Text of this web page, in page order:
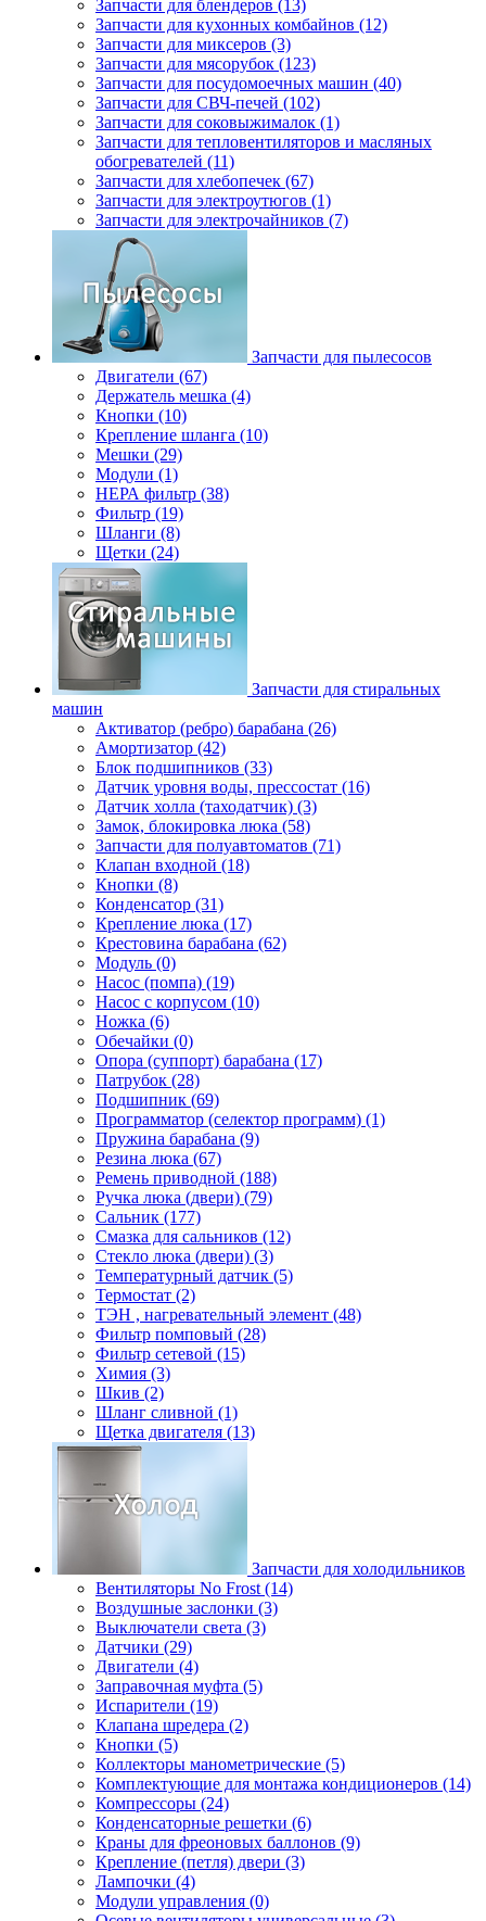
Запчасти для блендеров (13)
Запчасти для кухонных комбайнов (12)
Запчасти для миксеров (3)
Запчасти для мясорубок (123)
Запчасти для посудомоечных машин (40)
Запчасти для СВЧ-печей (102)
Запчасти для соковыжималок (1)
Запчасти для тепловентиляторов и масляных
обогревателей (11)
Запчасти для хлебопечек (67)
Запчасти для электроутюгов (1)
Запчасти для электрочайников (7)
Запчасти для пылесосов
Двигатели (67)
Держатель мешка (4)
Кнопки (10)
Крепление шланга (10)
Мешки (29)
Модули (1)
НЕРА фильтр (38)
Фильтр (19)
Шланги (8)
Щетки (24)
Запчасти для стиральных
машин
Активатор (ребро) барабана (26)
Амортизатор (42)
Блок подшипников (33)
Датчик уровня воды, прессостат (16)
Датчик холла (таходатчик) (3)
Замок, блокировка люка (58)
Запчасти для полуавтоматов (71)
Клапан входной (18)
Кнопки (8)
Конденсатор (31)
Крепление люка (17)
Крестовина барабана (62)
Модуль (0)
Насос (помпа) (19)
Насос c корпусом (10)
Ножка (6)
Обечайки (0)
Опора (суппорт) барабана (17)
Патрубок (28)
Подшипник (69)
Программатор (селектор программ) (1)
Пружина барабана (9)
Резина люка (67)
Ремень приводной (188)
Ручка люка (двери) (79)
Сальник (177)
Смазка для сальников (12)
Стекло люка (двери) (3)
Температурный датчик (5)
Термостат (2)
ТЭН , нагревательный элемент (48)
Фильтр помповый (28)
Фильтр сетевой (15)
Химия (3)
Шкив (2)
Шланг сливной (1)
Щетка двигателя (13)
Запчасти для холодильников
Вентиляторы No Frost (14)
Воздушные заслонки (3)
Выключатели света (3)
Датчики (29)
Двигатели (4)
Заправочная муфта (5)
Испарители (19)
Клапана шредера (2)
Кнопки (5)
Коллекторы манометрические (5)
Комплектующие для монтажа кондиционеров (14)
Компрессоры (24)
Конденсаторные решетки (6)
Краны для фреоновых баллонов (9)
Крепление (петля) двери (3)
Лампочки (4)
Модули управления (0)